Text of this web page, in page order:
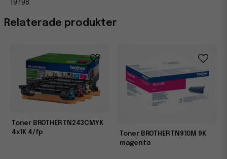
Relaterade produkter
Toner BROTHER TN243CMYK
4x1K 4/fp
Toner BROTHER TN910M 9K
magenta
19798.